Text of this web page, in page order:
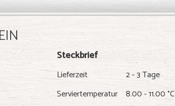
Steckbrief
Lieferzeit
2 - 3 Tage
Serviertemperatur 8.00 - 11.00 °C